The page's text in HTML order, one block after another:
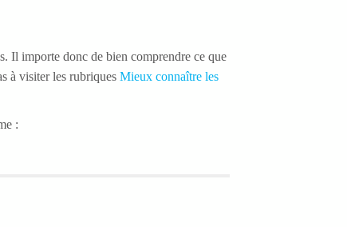
Il importe donc de bien comprendre ce que
à visiter les rubriques Mieux connaître les
: